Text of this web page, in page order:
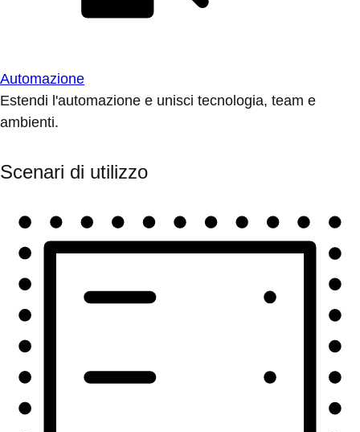
Automazione
Estendi l'automazione e unisci tecnologia, team e
ambienti.
Scenari di utilizzo